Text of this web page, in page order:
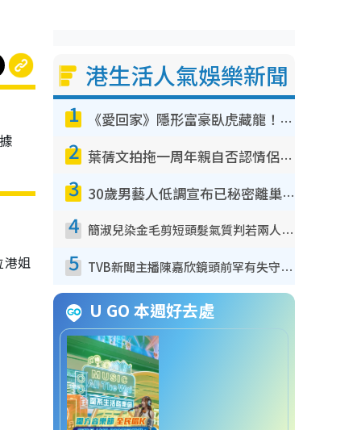
港姐
港生活人氣娛樂新聞
1 《愛回家》隱形富豪臥虎藏龍！盤點12位財氣逼人的有錢藝人：呢位靚女3億身家唔憂做
2 葉蒨文拍拖一周年親自否認情侶關係？！被質疑感情造假竟稱GM「普通同事」
3 30歲男藝人低調宣布已秘密離巢！人氣急跌變失蹤人口︰「這幾年過得並不容易」
4 簡淑兒染金毛剪短頭髮氣質判若兩人！嚇壞老公麥大力都認唔出：「你做咩事？」
5 TVB新聞主播陳嘉欣鏡頭前罕有失守！遭林超英一句說話突襲嚇親當場大笑
U GO 本週好去處